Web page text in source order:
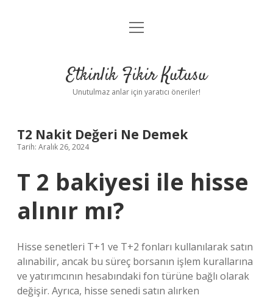
Anasayfa
Yasal Uyarı
menüyü
Etkinlik Fikir Kutusu
Unutulmaz anlar için yaratıcı öneriler!
T2 Nakit Değeri Ne Demek
Tarih: Aralık 26, 2024
T 2 bakiyesi ile hisse
alınır mı?
Hisse senetleri T+1 ve T+2 fonları kullanılarak satın
alınabilir, ancak bu süreç borsanın işlem kurallarına
ve yatırımcının hesabındaki fon türüne bağlı olarak
değişir. Ayrıca, hisse senedi satın alırken